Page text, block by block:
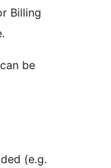
Billing
be
(e.g.